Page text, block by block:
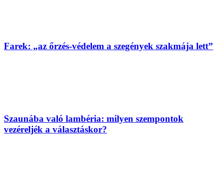
Farek: „az őrzés-védelem a szegények szakmája lett”
Szaunába való lambéria: milyen szempontok
vezéreljék a választáskor?